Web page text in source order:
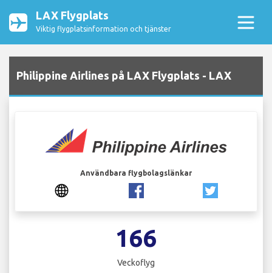
LAX Flygplats
Viktig flygplatsinformation och tjänster
Philippine Airlines på LAX Flygplats - LAX
Användbara flygbolagslänkar
166
Veckoflyg